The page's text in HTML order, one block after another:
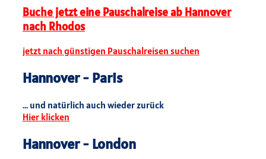
Buche jetzt eine Pauschalreise ab Hannover
nach Rhodos
jetzt nach günstigen Pauschalreisen suchen
Hannover - Paris
... und natürlich auch wieder zurück
Hier klicken
Hannover - London